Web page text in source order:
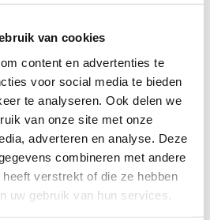
van cookies
content en advertenties te
voor social media te bieden
te analyseren. Ook delen we
van onze site met onze
adverteren en analyse. Deze
combineren met andere
verstrekt of die ze hebben
uw gebruik van hun services.
met Heemstede, Overveen
Haarlem ongeveer 200.000
van Haarlem in de
de 10eeeuw. Door de
voor Nederland altijd
industrieel als